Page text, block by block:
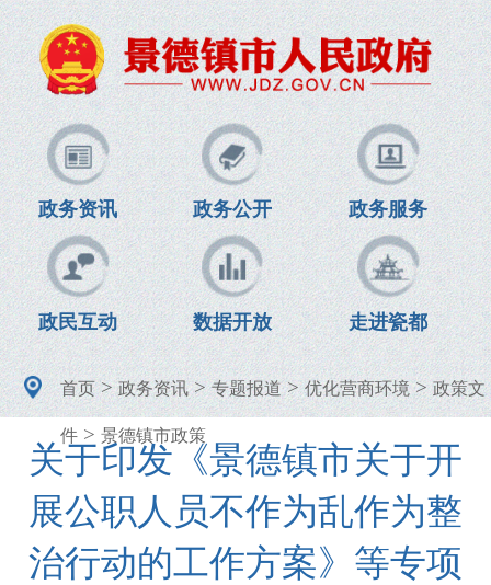
政务资讯 政务公开 政务服务
政民互动 数据开放 走进瓷都
首页>政务资讯>专题报道>优化营商环境>政策文
件> 景德镇市政策
关于印发《景德镇市关于开
展公职人员不作为乱作为整
治行动的工作方案》等专项